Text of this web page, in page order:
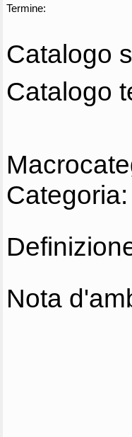
Termine:
Catalogo
Catalogo
Categoria:
Nota